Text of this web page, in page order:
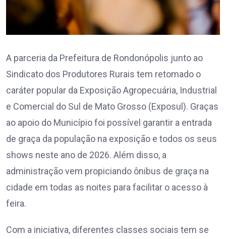
A parceria da Prefeitura de Rondonópolis junto ao
Sindicato dos Produtores Rurais tem retomado o
caráter popular da Exposição Agropecuária, Industrial
e Comercial do Sul de Mato Grosso (Exposul). Graças
ao apoio do Município foi possível garantir a entrada
de graça da população na exposição e todos os seus
shows neste ano de 2026. Além disso, a
administração vem propiciando ônibus de graça na
cidade em todas as noites para facilitar o acesso à
feira.
Com a iniciativa, diferentes classes sociais tem se